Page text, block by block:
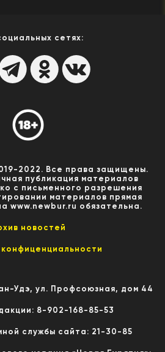
сетях:
2022. Все права защищены.
публикация материалов
с письменного разрешения
материалов прямая
www.newbur.ru обязательна.
новостей
Удэ, ул. Профсоюзная, дом 44
8-902-168-85-53
службы сайта: 21-30-85